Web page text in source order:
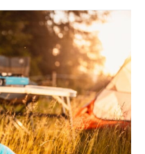
Plans